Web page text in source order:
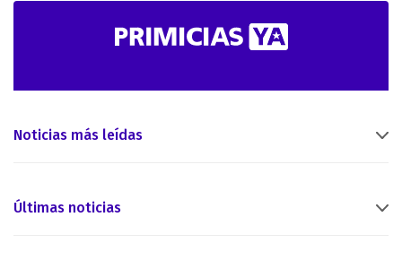
Noticias más leídas
Últimas noticias